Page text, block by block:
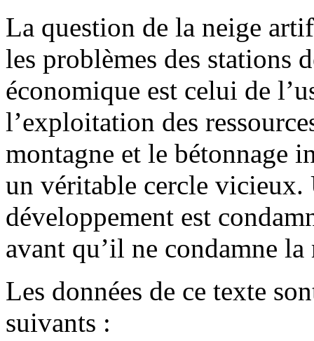
La question de la neige
les problèmes des stations
économique est celui de
l’exploitation des
montagne et le bétonnage
un véritable cercle vicieux.
développement est
avant qu’il ne condamne la
Les données de ce texte
suivants :